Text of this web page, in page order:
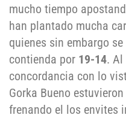
mucho tiempo
han plantado mucha
quienes sin embargo
contienda por 19-14. Al
concordancia con lo
Gorka Bueno
frenando el los envites